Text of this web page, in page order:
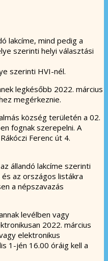
lakcíme, mind pedig a
szerinti helyi választási
szerinti HVI-nél.
legkésőbb 2022. március
megérkeznie.
község területén a 02.
fognak szerepelni. A
Ferenc út 4.
állandó lakcíme szerinti
az országos listákra
a népszavazás
levélben vagy
2022. március
elektronikus
1-jén 16.00 óráig kell a